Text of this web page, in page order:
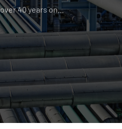
40 years on...